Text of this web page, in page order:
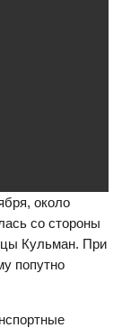
около
со стороны
Кульман. При
попутно